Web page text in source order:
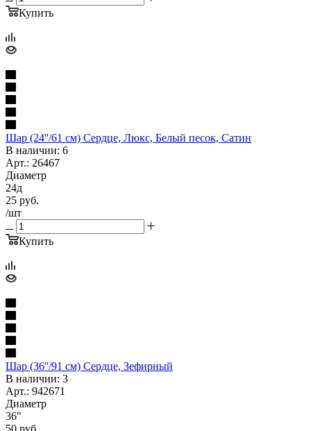
Купить
Шар (24''/61 см) Сердце, Люкс, Белый песок, Сатин
В наличии: 6
Арт.: 26467
Диаметр
24д
25 руб.
/шт
Купить
Шар (36''/91 см) Сердце, Зефирный
В наличии: 3
Арт.: 942671
Диаметр
36"
50 руб.